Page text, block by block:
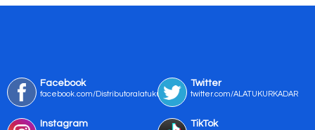
Facebook
facebook.com/Distributoralatukur
Twitter
twitter.com/ALATUKURKADAR
Instagram TikTok